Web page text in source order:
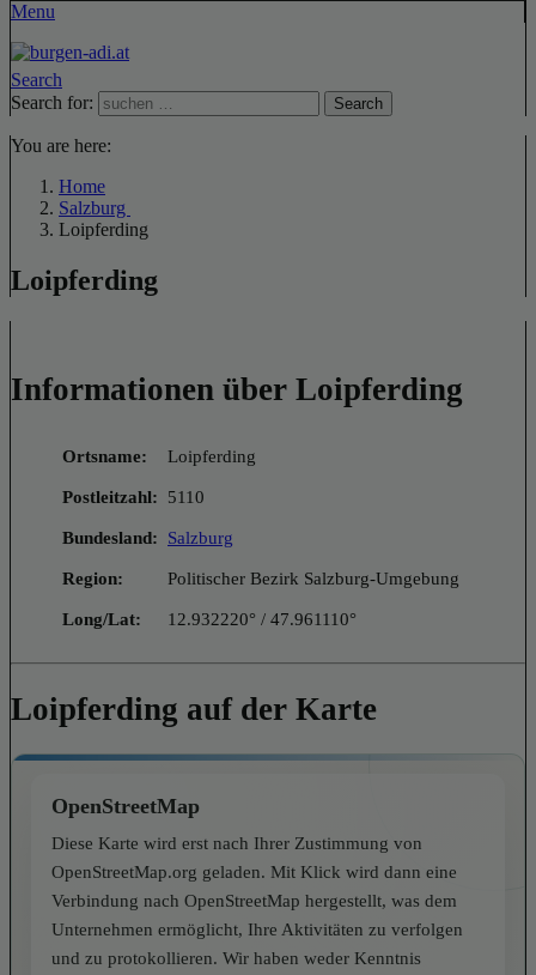
Menu
Search
Search for:
Search
You are here:
Home
Salzburg
Loipferding
Loipferding
Informationen über Loipferding
Ortsname: Loipferding
Postleitzahl: 5110
Bundesland: Salzburg
Region: Politischer Bezirk Salzburg-Umgebung
Long/Lat: 12.932220° / 47.961110°
Loipferding auf der Karte
OpenStreetMap
Diese Karte wird erst nach Ihrer Zustimmung von
OpenStreetMap.org geladen. Mit Klick wird dann eine
Verbindung nach OpenStreetMap hergestellt, was dem
Unternehmen ermöglicht, Ihre Aktivitäten zu verfolgen
und zu protokollieren. Wir haben weder Kenntnis